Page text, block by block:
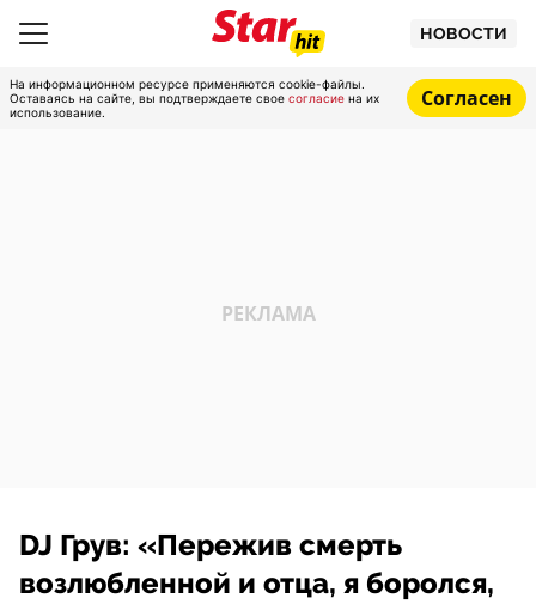
НОВОСТИ
На информационном ресурсе применяются cookie-файлы.
Оставаясь на сайте, вы подтверждаете свое согласие на их
использование.
Согласен
DJ Грув: «Пережив смерть
возлюбленной и отца, я боролся,